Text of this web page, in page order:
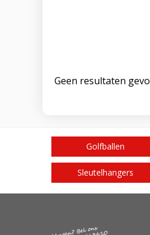
Geen resultaten
Golfballen
Sleutelhangers